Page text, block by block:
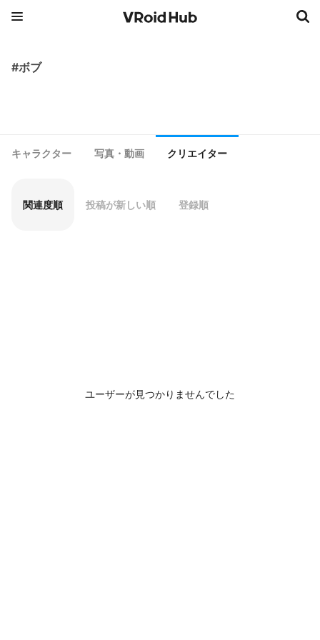
#ボブ
キャラクター 写真・動画 クリエイター
関連度順 投稿が新しい順 登録順
ユーザーが見つかりませんでした